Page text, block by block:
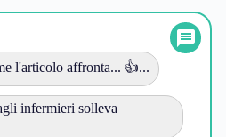
l'articolo affronta... 👍...
infermieri solleva